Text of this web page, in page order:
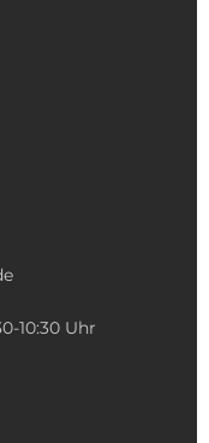
10:30 Uhr